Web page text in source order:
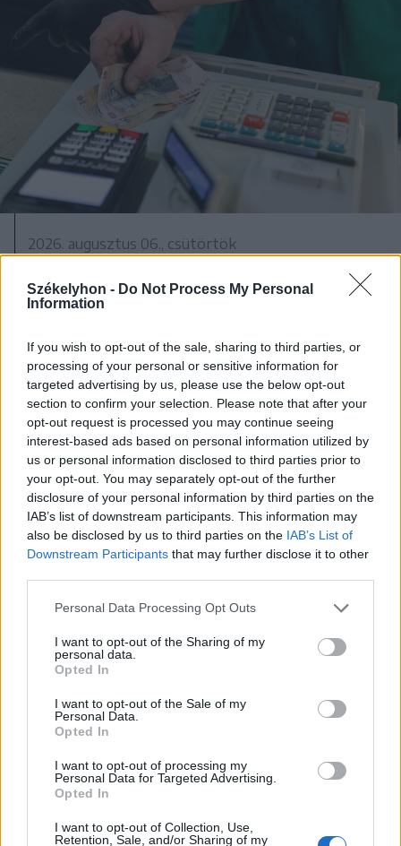
Székelyhon - Do Not Process My Personal
Information
If you wish to opt-out of the sale, sharing to third parties, or
processing of your personal or sensitive information for
targeted advertising by us, please use the below opt-out
section to confirm your selection. Please note that after your
opt-out request is processed you may continue seeing
interest-based ads based on personal information utilized by
us or personal information disclosed to third parties prior to
your opt-out. You may separately opt-out of the further
disclosure of your personal information by third parties on the
IAB’s list of downstream participants. This information may
also be disclosed by us to third parties on the IAB’s List of
Downstream Participants that may further disclose it to other
Personal Data Processing Opt Outs
I want to opt-out of the Sharing of my
personal data.
Opted In
I want to opt-out of the Sale of my
Personal Data.
Opted In
I want to opt-out of processing my
Personal Data for Targeted Advertising.
Opted In
I want to opt-out of Collection, Use,
Retention, Sale, and/or Sharing of my
2026. augusztus 06., csütörtök
cégeknél razziáztak a hatóságok
2026. augusztus 06., csütörtök
múltba, aki belép a felújított
agyagfalvi templomba